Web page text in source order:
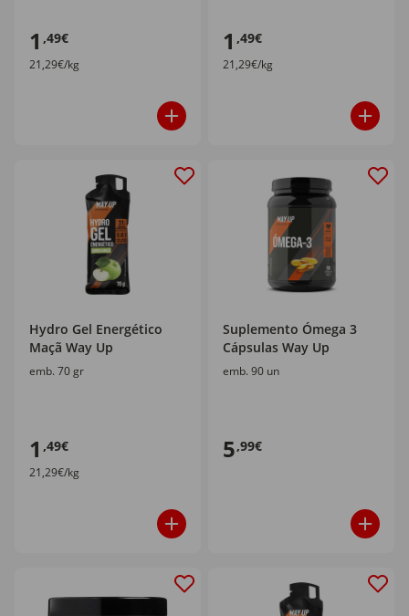
1 ,49€
21,29€/kg
1 ,49€
21,29€/kg
Hydro Gel Energético
Maçã Way Up
emb. 70 gr
1 ,49€
21,29€/kg
Suplemento Ómega 3
Cápsulas Way Up
emb. 90 un
5,99€